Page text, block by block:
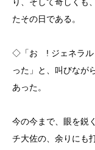
たその日である。
◇「おゝ! ジェネラル
った」と、叫びなが
あった。
今の今まで、眼を鋭
チ大佐の、余りにも